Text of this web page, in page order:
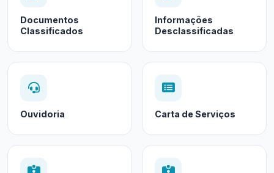
Documentos
Classificados
Informações
Desclassificadas
Ouvidoria Carta de Serviços